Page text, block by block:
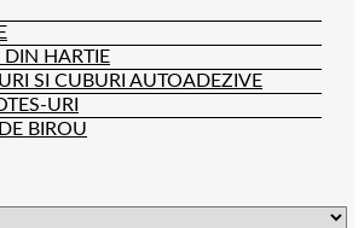
DIN HARTIE
SI CUBURI AUTOADEZIVE
URI
BIROU